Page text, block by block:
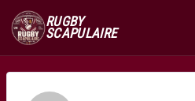
RUGBY
SCAPULAIRE